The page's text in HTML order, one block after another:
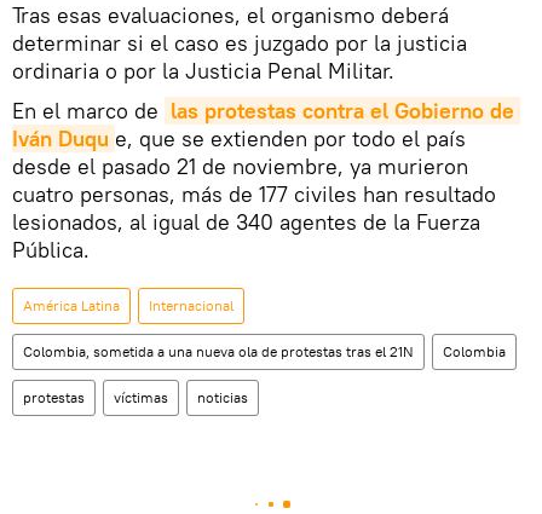
Tras esas evaluaciones, el organismo deberá
determinar si el caso es juzgado por la justicia
ordinaria o por la Justicia Penal Militar.
En el marco de las protestas contra el Gobierno de
Iván Duqu e, que se extienden por todo el país
desde el pasado 21 de noviembre, ya murieron
cuatro personas, más de 177 civiles han resultado
lesionados, al igual de 340 agentes de la Fuerza
Pública.
América Latina Internacional
Colombia, sometida a una nueva ola de protestas tras el 21N Colombia
protestas víctimas noticias